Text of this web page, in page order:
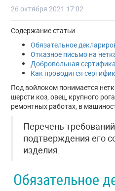
26 октября 2021 17:02
Содержание статьи
Обязательное
Отказное письмо на
Добровольная
Как проводится
Под войлоком понимается
шерсти коз, овец, крупного
ремонтных работах, в
Перечень
подтверждения его
изделия.
Обязательное